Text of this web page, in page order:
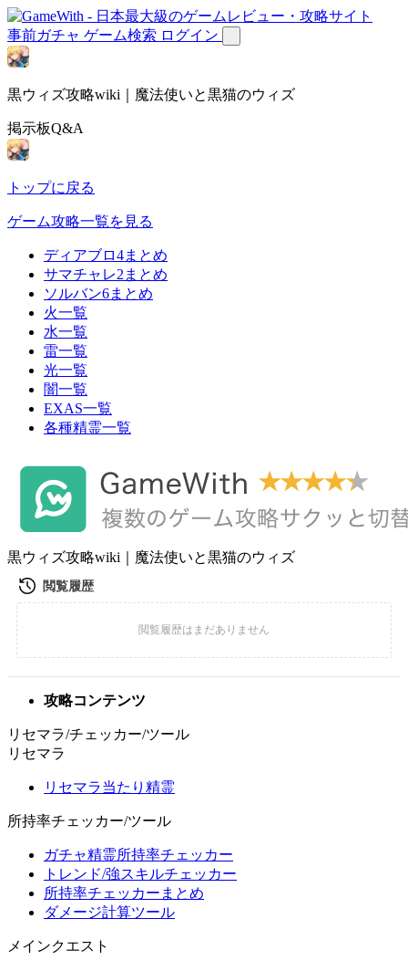
事前ガチャ ゲーム検索 ログイン
黒ウィズ攻略wiki｜魔法使いと黒猫のウィズ
掲示板Q&A
トップに戻る
ゲーム攻略一覧を見る
ディアブロ4まとめ
サマチャレ2まとめ
ソルバン6まとめ
火一覧
水一覧
雷一覧
光一覧
闇一覧
EXAS一覧
各種精霊一覧
黒ウィズ攻略wiki｜魔法使いと黒猫のウィズ
攻略コンテンツ
リセマラ/チェッカー/ツール
リセマラ
リセマラ当たり精霊
所持率チェッカー/ツール
ガチャ精霊所持率チェッカー
トレンド/強スキルチェッカー
所持率チェッカーまとめ
ダメージ計算ツール
メインクエスト